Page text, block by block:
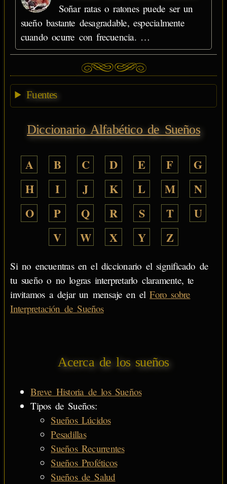
Soñar ratas o ratones puede ser un
sueño bastante desagradable, especialmente
cuando ocurre con frecuencia. …
Fuentes
Diccionario Alfabético de Sueños
A B C D E F
G
H
I J K L M
N
O
P Q R S T
U
V
W X Y Z
Si no encuentras en el diccionario el significado de
tu sueño o no logras interpretarlo claramente, te
invitamos a dejar un mensaje en elForo sobre
Interpretación de Sueños
Acerca de los sueños
Breve Historia de los Sueños
Tipos de Sueños:
Sueños Lúcidos
Pesadillas
Sueños Recurrentes
Sueños Proféticos
Sueños de Salud